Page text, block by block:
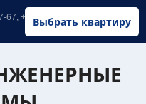
Выбрать квартиру
67, +7 (902) 326-67-67